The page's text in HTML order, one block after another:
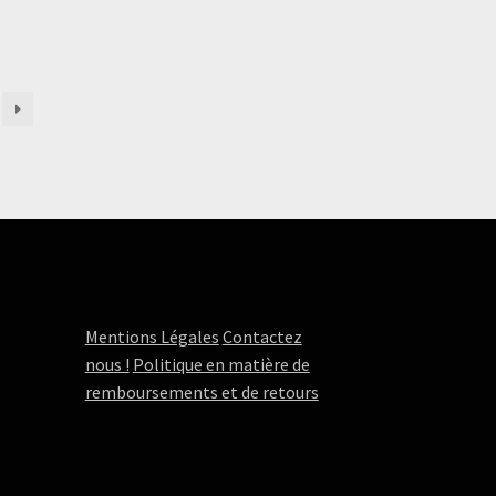
Mentions Légales Contactez
nous ! Politique en matière de
remboursements et de retours